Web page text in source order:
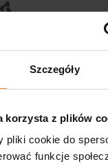
Szczegóły
korzysta z plików
pliki cookie do
funkcje